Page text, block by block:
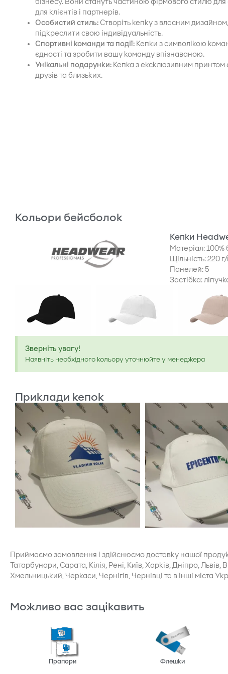
для клієнтів і партнерів.
Особистий стиль: Створіть кепку з власним
підкреслити свою індивідуальність.
Спортивні команди та події: Кепки з символікою
єдності та зробити вашу команду впізнаваною.
Унікальні подарунки: Кепка з ексклюзивним принтом
друзів та близьких.
Кольори бейсболок
Кепки
Матеріал: 100%
Щільність: 220
Панелей: 5
Застібка:
Зверніть увагу!
Наявніть необхідного кольору уточнюйте у менеджера
Приклади кепок
Приймаємо замовлення і здійснюємо доставку нашої
Татарбунари, Сарата, Кілія, Рені, Київ, Харків, Дніпро,
Хмельницький, Черкаси, Чернігів, Чернівці та в інші міста
Можливо вас зацікавить
Прапори Флешки